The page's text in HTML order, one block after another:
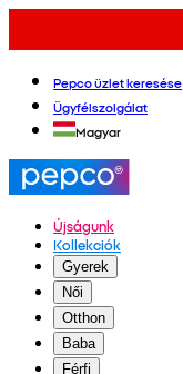
Pepco üzlet keresése
Ügyfélszolgálat
Magyar
Újságunk
Kollekciók
Gyerek
Női
Otthon
Baba
Férfi